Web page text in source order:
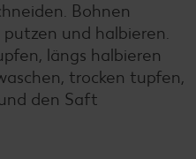
Bohnen
und halbieren.
längs halbieren
trocken tupfen,
den Saft